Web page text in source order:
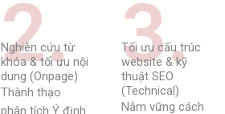
2.
Nghiên cứu từ
khóa & tối ưu nội
dung (Onpage)
Thành thạo
phân tích Ý định
3.
Tối ưu cấu trúc
website & kỹ
thuật SEO
(Technical)
Nắm vững cách